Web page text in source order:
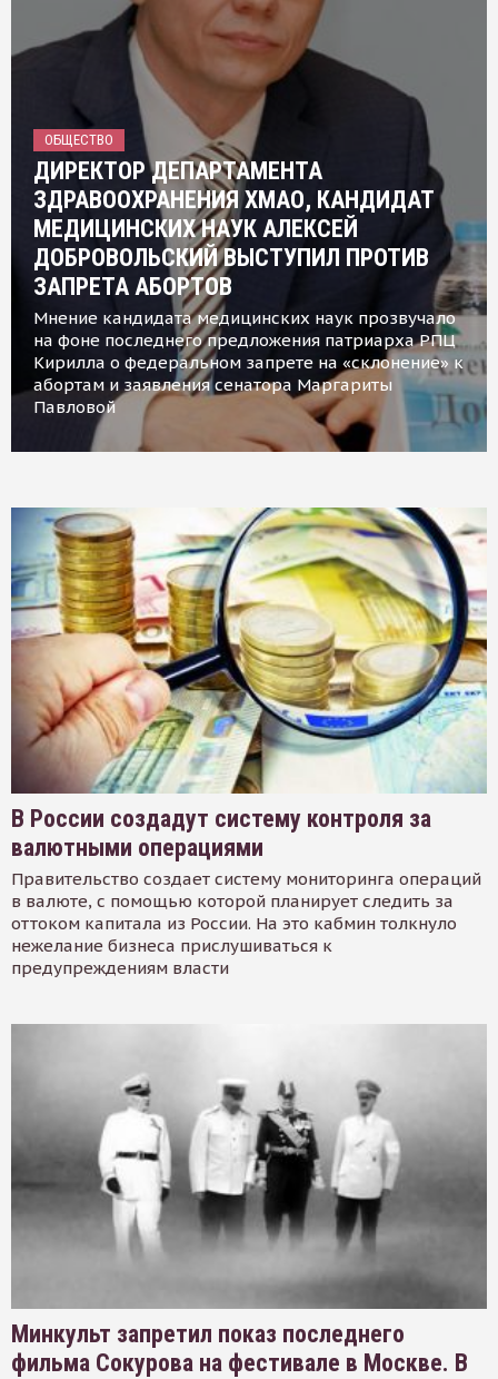
ОБЩЕСТВО
ДИРЕКТОР ДЕПАРТАМЕНТА
ЗДРАВООХРАНЕНИЯ ХМАО, КАНДИДАТ
МЕДИЦИНСКИХ НАУК АЛЕКСЕЙ
ДОБРОВОЛЬСКИЙ ВЫСТУПИЛ ПРОТИВ
ЗАПРЕТА АБОРТОВ
Мнение кандидата медицинских наук прозвучало
на фоне последнего предложения патриарха РПЦ
Кирилла о федеральном запрете на «склонение» к
абортам и заявления сенатора Маргариты
Павловой
В России создадут систему контроля за
валютными операциями
Правительство создает систему мониторинга операций
в валюте, с помощью которой планирует следить за
оттоком капитала из России. На это кабмин толкнуло
нежелание бизнеса прислушиваться к
предупреждениям власти
Минкульт запретил показ последнего
фильма Сокурова на фестивале в Москве. В